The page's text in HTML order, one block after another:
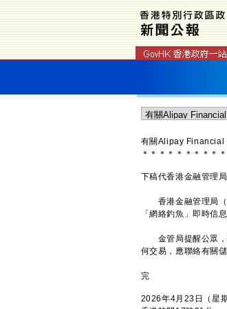
有關Alipay Financial
＊ ＊ ＊ ＊ ＊ ＊ ＊ ＊ ＊ ＊
下稿代香港金融管理局
香港金融管理局（
「網絡釣魚」即時信
金管局提醒公眾，
何交易，應聯絡有關
完
2026年4月23日（星期